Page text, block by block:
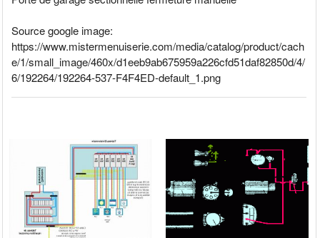
Source google image:
https://www.mistermenuiserie.com/media/catalog/product/cach
e/1/small_image/460x/d1eeb9ab675959a226cfd51daf82850d/4/
6/192264/192264-537-F4F4ED-default_1.png